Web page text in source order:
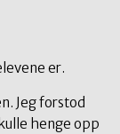
er.
Jeg forstod
henge opp